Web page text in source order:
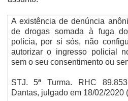
A existência de denúncia
de drogas somada à fuga
polícia, por si sós, não
autorizar o ingresso policial
sem o seu consentimento ou
STJ. 5ª Turma. RHC
Dantas, julgado em 18/02/2020